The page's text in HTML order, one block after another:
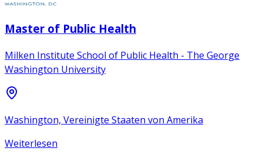
Master of Public Health
Milken Institute School of Public Health - The George
Washington University
Washington, Vereinigte Staaten von Amerika
Weiterlesen